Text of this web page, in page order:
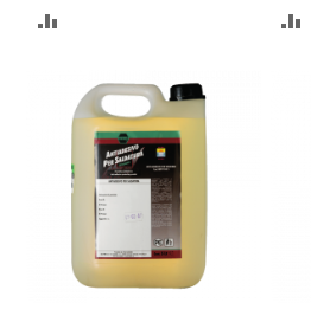
AGGIUNGI
CONFRONTO